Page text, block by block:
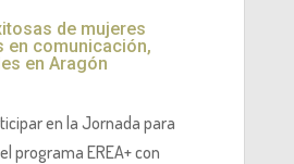
de mujeres
en comunicación,
en Aragón
en la Jornada para
programa EREA+ con